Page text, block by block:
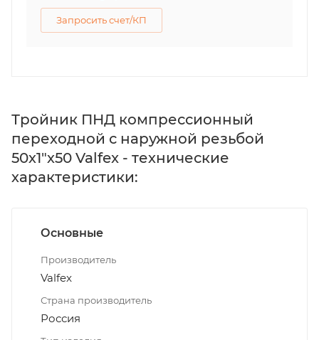
Запросить счет/КП
Тройник ПНД компрессионный
переходной с наружной резьбой
50х1"х50 Valfex - технические
характеристики:
Основные
Производитель
Valfex
Страна производитель
Россия